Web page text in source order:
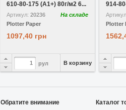
610-80-175 (A1+) 80г/м2 6...
Артикул: 20236
На складе
Plotter Paper
1097,40 грн
рул В корзину
914-
Plotter
Обратите внимание Каталог